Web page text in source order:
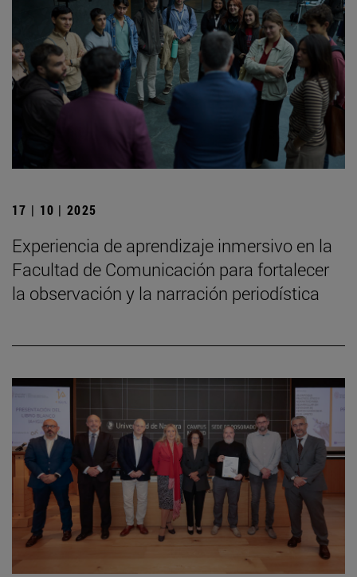
17 | 10 | 2025
Experiencia de aprendizaje inmersivo en la
Facultad de Comunicación para fortalecer
la observación y la narración periodística